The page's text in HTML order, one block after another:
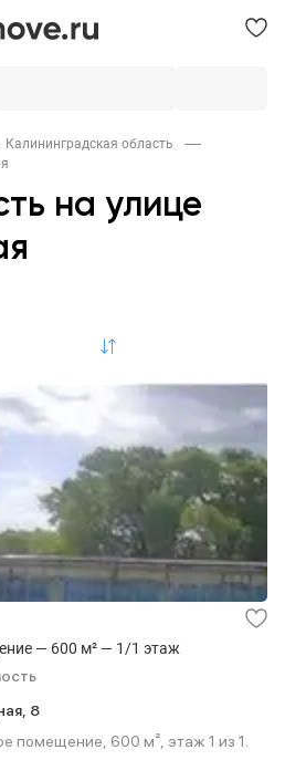
Калининградская область
на улице
— 600 м² — 1/1 этаж
8
помещение, 600 м², этаж 1 из 1.